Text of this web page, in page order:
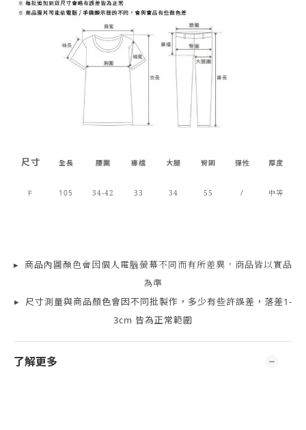
尺寸 全長 腰圍 褲檔 大腿 臀圍 彈性 厚度
F 105 34-42 33 34 55 / 中等
▸ 商品內圖顏色會因個人電腦螢幕不同而有所差異，商品皆以實品
為準
▸ 尺寸測量與商品顏色會因不同批製作，多少有些許誤差，落差1-
3cm 皆為正常範圍
了解更多